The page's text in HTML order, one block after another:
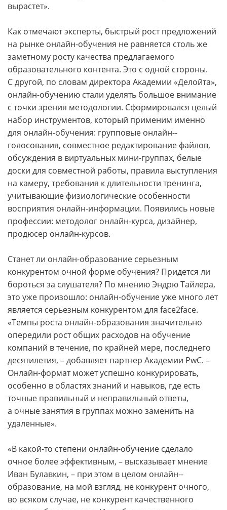
вырастет».
Как отмечают эксперты, быстрый рост предложений
на рынке онлайн-­обучения не равняется столь же
заметному росту качества предлагаемого
образовательного контента. Это с одной стороны.
С другой, по словам директора Академии «Делойта»,
онлайн-­обучению стали уделять большое внимание
с точки зрения методологии. Сформировался целый
набор инструментов, который применим именно
для онлайн-­обучения: групповые онлайн-­
голосования, совместное редактирование файлов,
обсуждения в виртуальных мини-группах, белые
доски для совместной работы, правила выступ­ления
на камеру, требования к длительности тренинга,
учитывающие физиологические особенности
восприятия онлайн-­информации. Появились новые
профессии: методолог онлайн-­курса, дизайнер,
продюсер онлайн-­курсов.
Станет ли онлайн-­образование серьезным
конкурентом очной форме обучения? Придется ли
бороться за слушателя? По мнению Эндрю Тайлера,
это уже произошло: онлайн-­обучение уже много лет
является серьезным конкурентом для face2face.
«Темпы роста онлайн-­образования значительно
опередили рост общих расходов на обучение
компаний в течение, по крайней мере, последнего
десятилетия, – добавляет партнер Академии PwC. –
Онлайн-­формат может успешно конкурировать,
особенно в областях знаний и навыков, где есть
точные правильный и неправильный ответы,
а очные занятия в группах можно заменить на
удаленные».
«В какой-то степени онлайн-­обучение сделало
очное более эффективным, – высказывает мнение
Иван Булавкин, – при этом в целом онлайн-­
образование, на мой взгляд, не конкурент очного,
во всяком случае, не конкурент качественного